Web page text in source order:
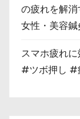
の疲れを解
女性・美容鍼
スマホ疲れ
#ツボ押し #